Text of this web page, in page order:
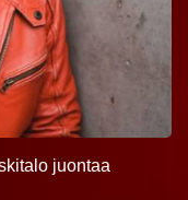
juontaa